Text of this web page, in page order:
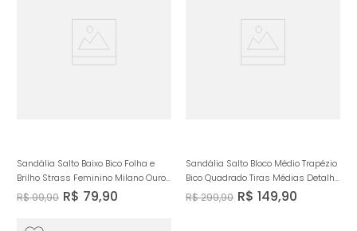
Sandália Salto Baixo Bico Folha e
Brilho Strass Feminino Milano Ouro
Light 13498
R$99,90 R$ 79,90
Sandália Salto Bloco Médio Trapézio
Bico Quadrado Tiras Médias Detalhe
Fivela Boho Western Feminino
Milano Caramelo 13773
R$299,90 R$ 149,90